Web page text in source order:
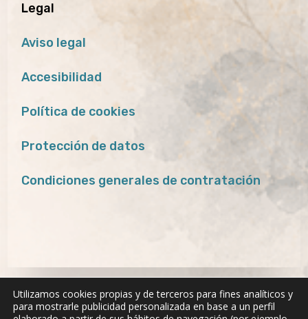
Legal
Aviso legal
Accesibilidad
Política de cookies
Protección de datos
Condiciones generales de contratación
Utilizamos cookies propias y de terceros para fines analíticos y
para mostrarle publicidad personalizada en base a un perfil